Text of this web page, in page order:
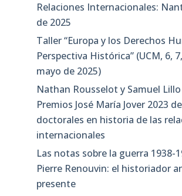
Relaciones Internacionales:
de 2025
Taller “Europa y los Derechos
Perspectiva Histórica” (UCM, 6,
mayo de 2025)
Nathan Rousselot y Samuel Lillo
Premios José María Jover 2023
doctorales en historia de las
internacionales
Las notas sobre la guerra 1938-
Pierre Renouvin: el historiador
presente